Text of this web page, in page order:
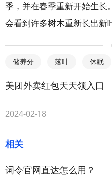
季，并在春季重新开始生长
会看到许多树木重新长出新
储养分 落叶 休眠
美团外卖红包天天领入口
2024-02-18
相关
词令官网直达怎么用？